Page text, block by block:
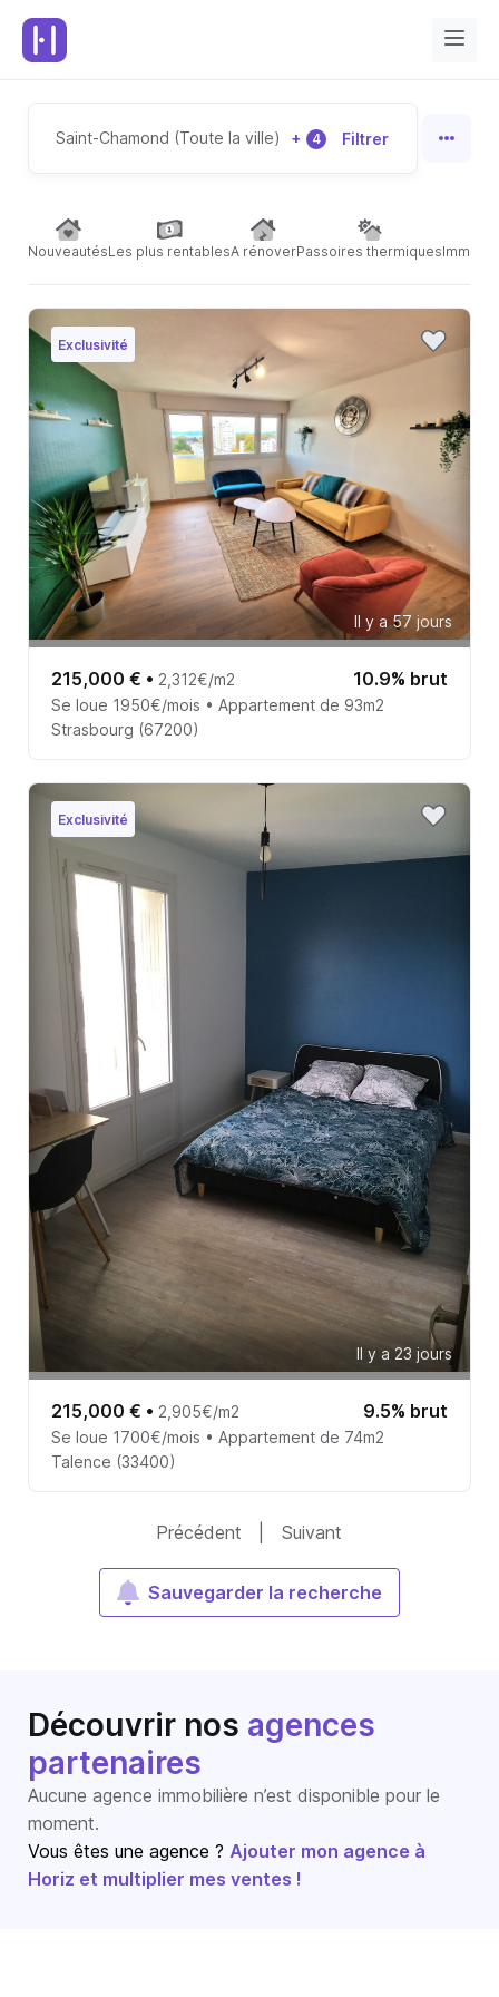
Saint-Chamond (Toute la ville) + 4 Filtrer
NouveautésLes plus rentablesA rénoverPassoires thermiques
Exclusivité
Il y a 57 jours
215,000 € • 2,312€/m2 10.9% brut
Se loue 1950€/mois • Appartement de 93m2
Strasbourg (67200)
Exclusivité
Il y a 23 jours
215,000 € • 2,905€/m2 9.5% brut
Se loue 1700€/mois • Appartement de 74m2
Talence (33400)
Précédent Suivant
Sauvegarder la recherche
Découvrir nos agences
partenaires
Aucune agence immobilière n’est disponible pour le
moment.
Vous êtes une agence ? Ajouter mon agence à
Horiz et multiplier mes ventes !